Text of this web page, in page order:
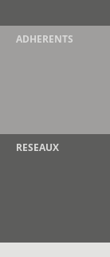
ADHERENTS
RESEAUX